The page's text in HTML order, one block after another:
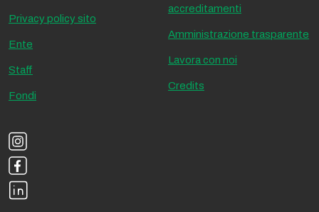
Privacy policy sito
Ente
Staff
Fondi
accreditamenti
Amministrazione trasparente
Lavora con noi
Credits